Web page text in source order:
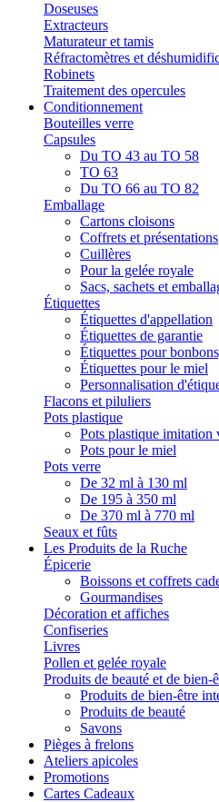
Doseuses
Extracteurs
Maturateur et tamis
Réfractomètres et
Robinets
Traitement des opercules
Conditionnement
Bouteilles verre
Capsules
Du TO 43 au TO 58
TO 63
Du TO 66 au TO 82
Emballage
Cartons cloisons
Coffrets et présentations
Cuillères
Pour la gelée royale
Sacs, sachets et
Étiquettes
Étiquettes d'appellation
Étiquettes de garantie
Étiquettes pour
Étiquettes pour le miel
Personnalisation
Flacons et piluliers
Pots plastique
Pots plastique imitation
Pots pour le miel
Pots verre
De 32 ml à 130 ml
De 195 à 350 ml
De 370 ml à 770 ml
Seaux et fûts
Les Produits de la Ruche
Épicerie
Boissons et coffrets
Gourmandises
Décoration et affiches
Confiseries
Livres
Pollen et gelée royale
Produits de beauté et de bien-
Produits de bien-être
Produits de beauté
Savons
Pièges à frelons
Ateliers apicoles
Promotions
Cartes Cadeaux